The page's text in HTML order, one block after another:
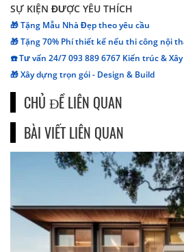
SỰ KIỆN ĐƯỢC YÊU THÍCH
🎁 Tặng Mẫu Nhà Đẹp theo yêu cầu
🎁 Tặng 70% Phí thiết kế nếu thi công nội
☎️ Tư vấn 24/7 093 889 6767 Kiến trúc &
🎁 Xây dựng trọn gói - Design & Build
CHỦ ĐỀ LIÊN QUAN
BÀI VIẾT LIÊN QUAN